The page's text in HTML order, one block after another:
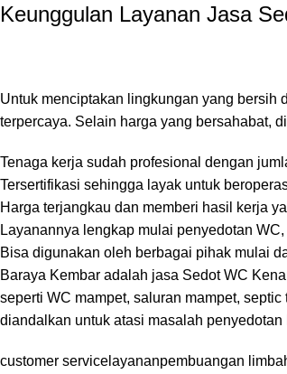
Keunggulan Layanan Jasa
Untuk menciptakan lingkungan yang bersih
terpercaya. Selain harga yang bersahabat,
Tenaga kerja sudah profesional dengan
Tersertifikasi sehingga layak untuk
Harga terjangkau dan memberi hasil kerja
Layanannya lengkap mulai penyedotan
Bisa digunakan oleh berbagai pihak mulai
Baraya Kembar adalah jasa Sedot WC
seperti WC mampet, saluran mampet,
diandalkan untuk atasi masalah
customer service layananpembuangan